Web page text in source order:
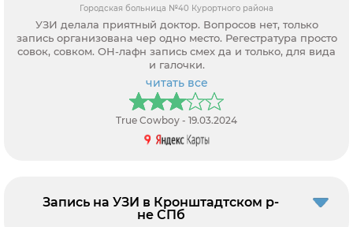
Городская больница №40 Курортного района
УЗИ делала приятный доктор. Вопросов нет, только
запись организована чер одно место. Регестратура просто
совок, совком. ОН-лафн запись смех да и только, для вида
и галочки.
читать все
True Cowboy - 19.03.2024
Запись на УЗИ в Кронштадтском р-
не СПб